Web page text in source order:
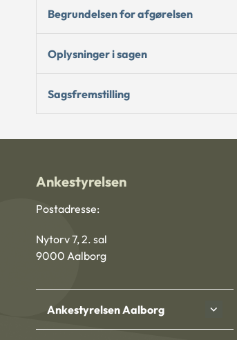
Begrundelsen for afgørelsen
Oplysninger i sagen
Sagsfremstilling
Ankestyrelsen
Postadresse:
Nytorv 7, 2. sal
9000 Aalborg
Ankestyrelsen Aalborg